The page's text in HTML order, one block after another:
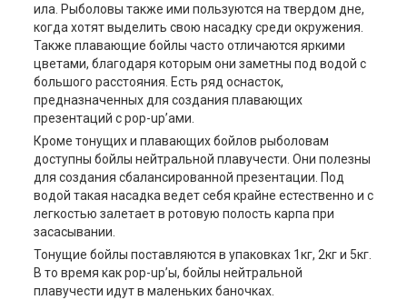
ила. Рыболовы также ими пользуются на твердом дне,
когда хотят выделить свою насадку среди окружения.
Также плавающие бойлы часто отличаются яркими
цветами, благодаря которым они заметны под водой с
большого расстояния. Есть ряд оснасток,
предназначенных для создания плавающих
презентаций с pop-up’ами.
Кроме тонущих и плавающих бойлов рыболовам
доступны бойлы нейтральной плавучести. Они полезны
для создания сбалансированной презентации. Под
водой такая насадка ведет себя крайне естественно и с
легкостью залетает в ротовую полость карпа при
засасывании.
Тонущие бойлы поставляются в упаковках 1кг, 2кг и 5кг.
В то время как pop-up’ы, бойлы нейтральной
плавучести идут в маленьких баночках.